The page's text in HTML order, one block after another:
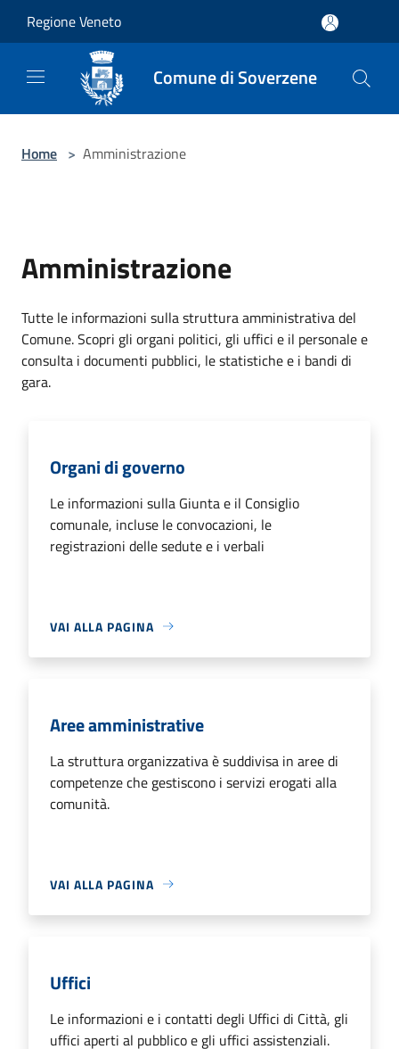
Regione Veneto
Comune di Soverzene
Home > Amministrazione
Amministrazione
Tutte le informazioni sulla struttura amministrativa del
Comune. Scopri gli organi politici, gli uffici e il personale e
consulta i documenti pubblici, le statistiche e i bandi di
gara.
Organi di governo
Le informazioni sulla Giunta e il Consiglio
comunale, incluse le convocazioni, le
registrazioni delle sedute e i verbali
VAI ALLA PAGINA
Aree amministrative
La struttura organizzativa è suddivisa in aree di
competenze che gestiscono i servizi erogati alla
comunità.
VAI ALLA PAGINA
Uffici
Le informazioni e i contatti degli Uffici di Città, gli
uffici aperti al pubblico e gli uffici assistenziali.